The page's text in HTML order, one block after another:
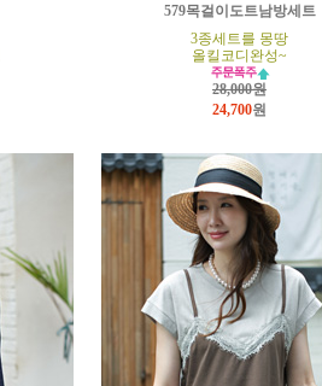
579목걸이도트남방세트
3종세트를 몽땅
올킬코디완성~
28,000원
24,700원